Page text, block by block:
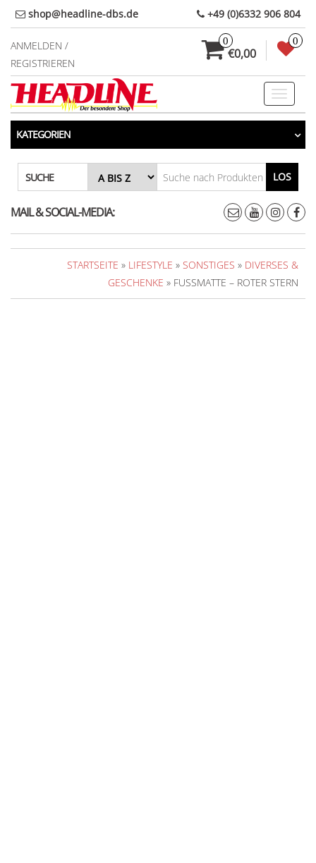
Direkt
zum
Inhalt
shop@headline-dbs.de +49 (0)6332 906 804
ANMELDEN /
REGISTRIEREN
0
€0,00
0
Toggle
KATEGORIEN
SUCHE LOS
MAIL & SOCIAL-MEDIA:
STARTSEITE » LIFESTYLE » SONSTIGES » DIVERSES &
GESCHENKE » FUSSMATTE – ROTER STERN